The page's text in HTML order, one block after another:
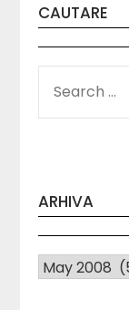
CAUTARE
FOR:
ARHIVA
Arhiva